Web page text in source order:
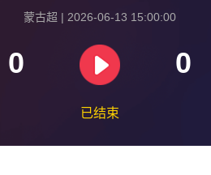
蒙古超 | 2026-06-13 15:00:00
0 0
已结束